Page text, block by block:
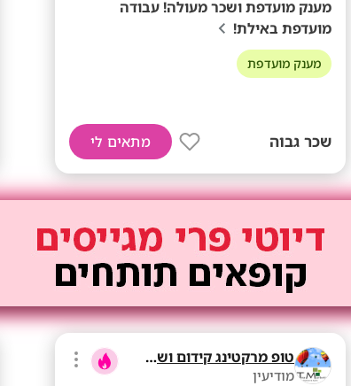
מענק מועדפת ושכר מעולה! עבודה
מועדפת באילת!
מענק מועדפת
שכר גבוה מתאים לי
טופ מרקטינג קידום ושיווק בע"מ
מודיעין